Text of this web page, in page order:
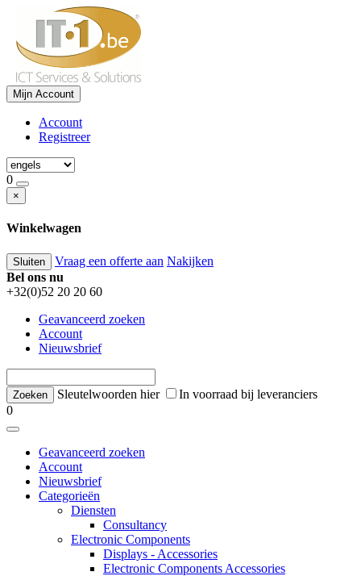
Mijn Account
Account
Registreer
0
×
Winkelwagen
Sluiten Vraag een offerte aan Nakijken
Bel ons nu
+32(0)52 20 20 60
Geavanceerd zoeken
Account
Nieuwsbrief
Sleutelwoorden hier
In voorraad bij leveranciers
0
Geavanceerd zoeken
Account
Nieuwsbrief
Categorieën
Diensten
Consultancy
Electronic Components
Displays - Accessories
Electronic Components Accessories